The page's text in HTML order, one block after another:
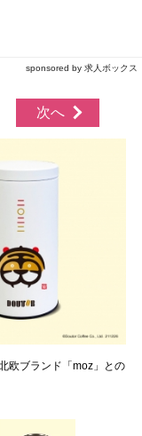
sponsored by 求人ボックス
次へ
欧ブランド「moz」との